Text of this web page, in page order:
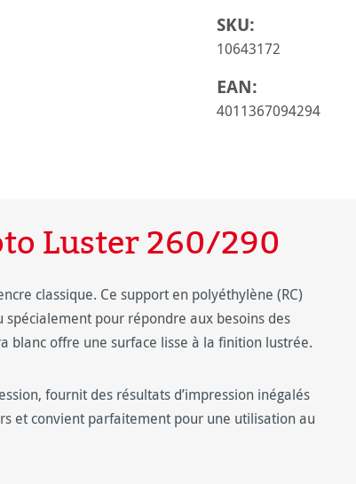
SKU:
10643172
EAN:
4011367094294
Luster 260/290
classique. Ce support en polyéthylène (RC)
spécialement pour répondre aux besoins des
blanc offre une surface lisse à la finition lustrée.
fournit des résultats d’impression inégalés
et convient parfaitement pour une utilisation au